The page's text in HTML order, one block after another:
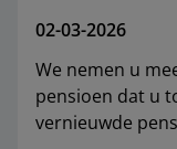
02-03-2026
We nemen u
pensioen dat u
vernieuwde